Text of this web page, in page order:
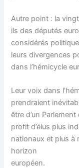
Autre point : la
ils des députés
considérés
leurs divergences
dans l’hémicycle
Leur voix dans
prendraient
être d’un
profit d’élus plus
nationaux et plus à
horizon
européen.